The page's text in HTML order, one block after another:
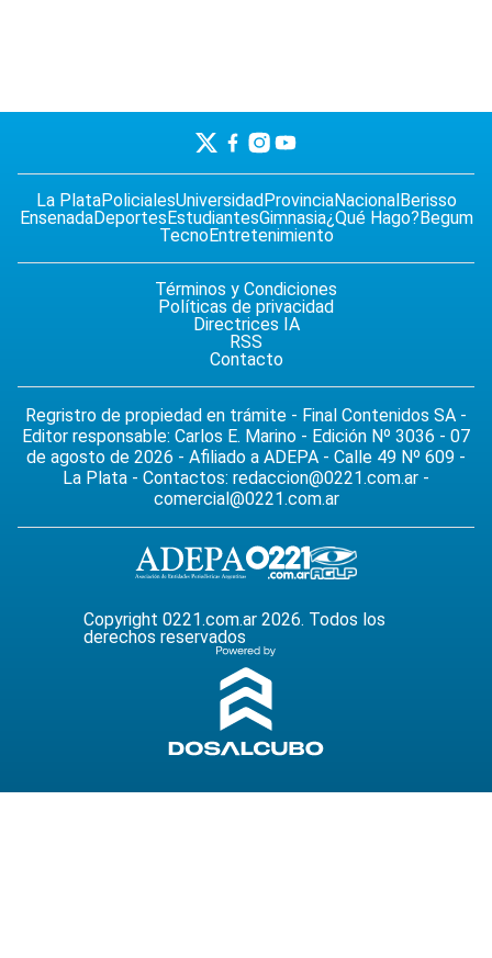
La PlataPolicialesUniversidadProvinciaNacionalBerisso
EnsenadaDeportesEstudiantesGimnasia¿Qué Hago?Begum
TecnoEntretenimiento
Términos y Condiciones
Políticas de privacidad
Directrices IA
RSS
Contacto
Regristro de propiedad en trámite - Final Contenidos SA -
Editor responsable: Carlos E. Marino - Edición Nº 3036 - 07
de agosto de 2026 - Afiliado a ADEPA - Calle 49 Nº 609 -
La Plata - Contactos: redaccion@0221.com.ar -
comercial@0221.com.ar
Copyright 0221.com.ar 2026. Todos los
derechos reservados